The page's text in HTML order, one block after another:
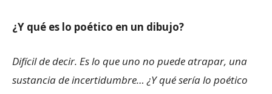
¿Y qué es lo poético en un dibujo?
Difícil de decir. Es lo que uno no puede atrapar, una
sustancia de incertidumbre… ¿Y qué sería lo poético